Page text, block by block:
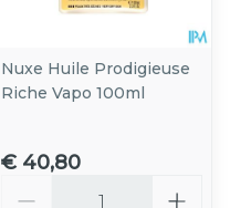
Nuxe Huile Prodigieuse
Riche Vapo 100ml
€ 40,80